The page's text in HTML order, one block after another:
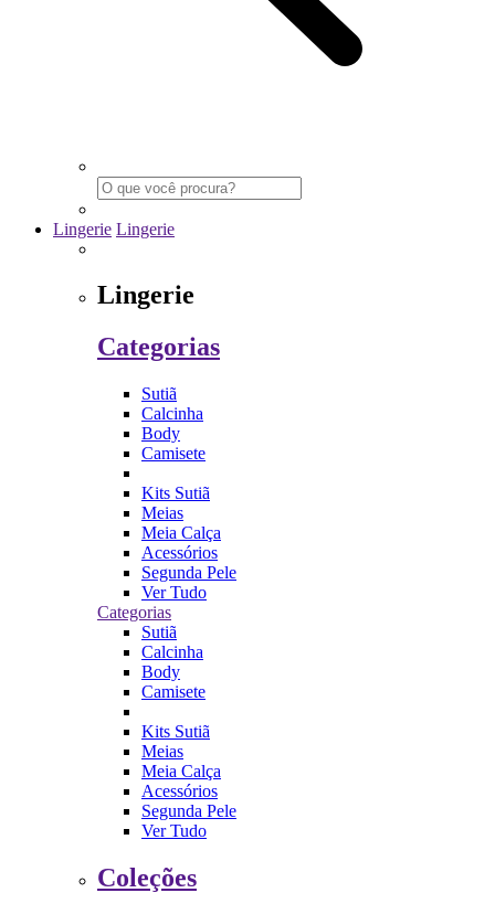
Lingerie Lingerie
Lingerie
Categorias
Sutiã
Calcinha
Body
Camisete
Kits Sutiã
Meias
Meia Calça
Acessórios
Segunda Pele
Ver Tudo
Categorias
Sutiã
Calcinha
Body
Camisete
Kits Sutiã
Meias
Meia Calça
Acessórios
Segunda Pele
Ver Tudo
Coleções